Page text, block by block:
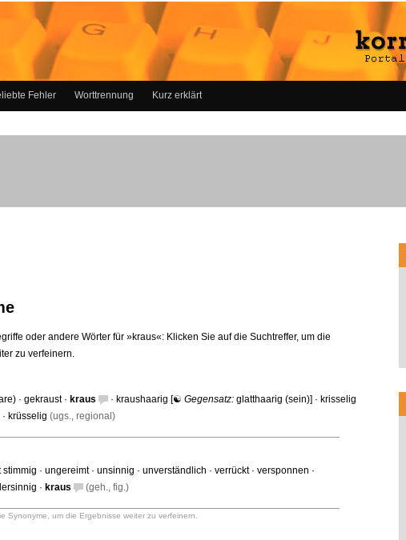
Fehler Worttrennung Kurz erklärt
oder andere Wörter für »kraus«: Klicken Sie auf die Suchtreffer, um die
zu verfeinern.
· gekraust· kraus · kraushaarig [☯ Gegensatz: glatthaarig (sein)] · krisselig
· krüsselig (ugs., regional)
stimmig · ungereimt· unsinnig · unverständlich · verrückt· versponnen ·
· kraus (geh., fig.)
Synonyme, um die Ergebnisse weiter zu verfeinern.